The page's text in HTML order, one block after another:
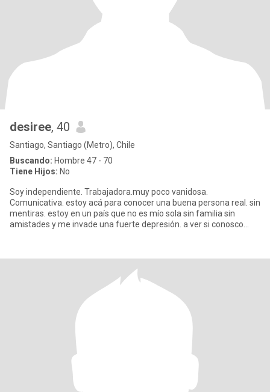
desiree, 40
Santiago, Santiago (Metro), Chile
Buscando: Hombre 47 - 70
Tiene Hijos: No
Soy independiente. Trabajadora.muy poco vanidosa.
Comunicativa. estoy acá para conocer una buena persona real. sin
mentiras. estoy en un país que no es mío sola sin familia sin
amistades y me invade una fuerte depresión. a ver si conosco